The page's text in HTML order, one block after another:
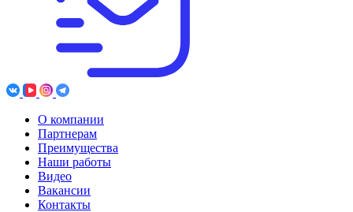
О компании
Партнерам
Преимущества
Наши работы
Видео
Вакансии
Контакты